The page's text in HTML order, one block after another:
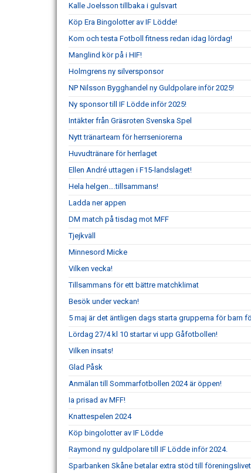
Kalle Joelsson tillbaka i gulsvart
Köp Era Bingolotter av IF Lödde!
Kom och testa Fotboll fitness redan idag lördag!
Manglind kör på i HIF!
Holmgrens ny silversponsor
NP Nilsson Bygghandel ny Guldpolare inför 2025!
Ny sponsor till IF Lödde inför 2025!
Intäkter från Gräsroten Svenska Spel
Nytt tränarteam för herrseniorerna
Huvudtränare för herrlaget
Ellen André uttagen i F15-landslaget!
Hela helgen….tillsammans!
Ladda ner appen
DM match på tisdag mot MFF
Tjejkväll
Minnesord Micke
Vilken vecka!
Tillsammans för ett bättre matchklimat
Besök under veckan!
5 maj är det äntligen dags starta grupperna för barn
Lördag 27/4 kl 10 startar vi upp Gåfotbollen!
Vilken insats!
Glad Påsk
Anmälan till Sommarfotbollen 2024 är öppen!
Ia prisad av MFF!
Knattespelen 2024
Köp bingolotter av IF Lödde
Raymond ny guldpolare till IF Lödde inför 2024.
Sparbanken Skåne betalar extra stöd till föreningslivet